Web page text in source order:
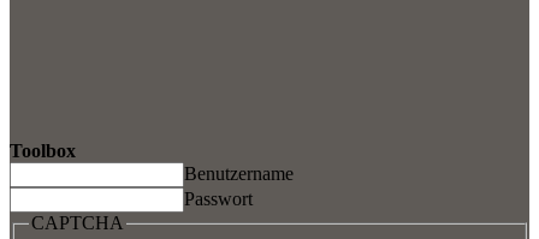
Toolbox
Benutzername
Passwort
CAPTCHA